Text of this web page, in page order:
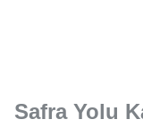
Safra Yolu